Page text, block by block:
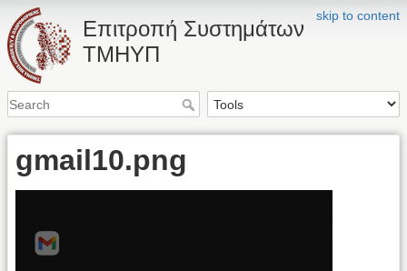
skip to content
Επιτροπή Συστημάτων
ΤΜΗΥΠ
gmail10.png